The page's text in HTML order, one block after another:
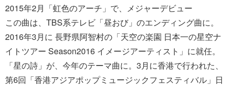
2015年2月「虹色のアーチ」で、メジャーデビュー
この曲は、TBS系テレビ「昼おび」のエンディング曲に。
2016年3月に 長野県阿智村の「天空の楽園 日本一の星空ナ
イトツアー Season2016 イメージアーティスト」に就任。
「星の詩」が、今年のテーマ曲に。3月に香港で行われた、
第6回「香港アジアポップミュージックフェスティバル」日